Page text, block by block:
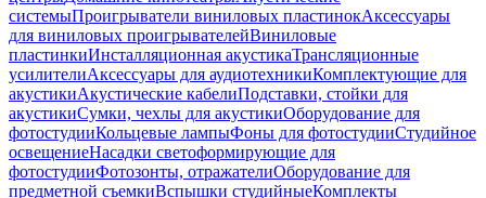
системыПроигрыватели виниловых пластинокАксессуары
для виниловых проигрывателейВиниловые
пластинкиИнсталляционная акустикаТрансляционные
усилителиАксессуары для аудиотехникиКомплектующие для
акустикиАкустические кабелиПодставки, стойки для
акустикиСумки, чехлы для акустикиОборудование для
фотостудииКольцевые лампыФоны для фотостудииСтудийное
освещениеНасадки светоформирующие для
фотостудииФотозонты, отражателиОборудование для
предметной съемкиВспышки студийныеКомплекты